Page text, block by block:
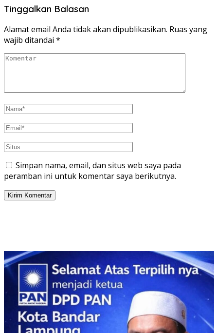
Tinggalkan Balasan
Alamat email Anda tidak akan dipublikasikan. Ruas yang
wajib ditandai *
Simpan nama, email, dan situs web saya pada
peramban ini untuk komentar saya berikutnya.